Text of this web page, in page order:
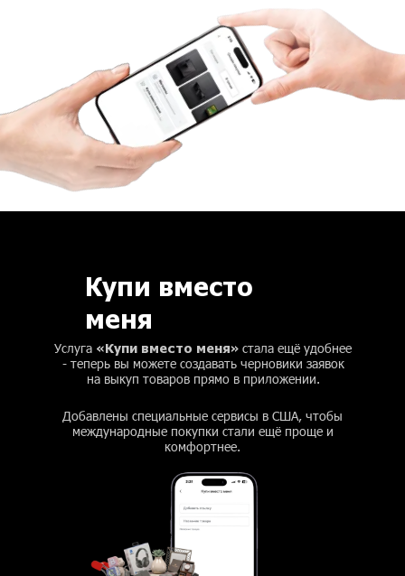
Услуга «Купи вместо меня» стала ещё удобнее
- теперь вы можете создавать черновики заявок
на выкуп товаров прямо в приложении.
Добавлены специальные сервисы в США, чтобы
международные покупки стали ещё проще и
комфортнее.
Купи вместо
меня